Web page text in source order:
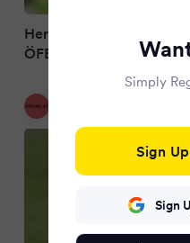
Herzog vor WM-Start:
ÖFB-Team relativ hoch“
Simply
Sign
Sign